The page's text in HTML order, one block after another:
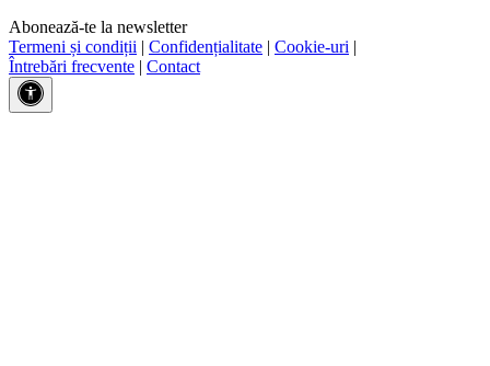
Abonează-te la newsletter
Termeni și condiții | Confidențialitate | Cookie-uri |
Întrebări frecvente | Contact